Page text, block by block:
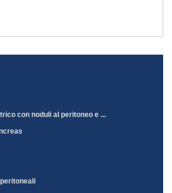
con noduli al peritoneo e ...